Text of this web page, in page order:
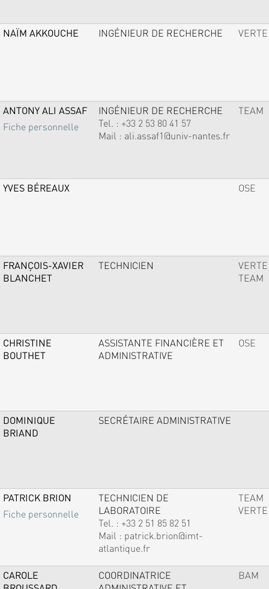
NAÏM AKKOUCHE INGÉNIEUR DE RECHERCHE VERTE
ANTONY ALI ASSAF
Fiche personnelle
INGÉNIEUR DE RECHERCHE
Tel. : +33 2 53 80 41 57
Mail : ali.assaf1@univ-nantes.fr
TEAM
YVES BÉREAUX OSE
FRANÇOIS-XAVIER
BLANCHET
TECHNICIEN
VERTE
TEAM
CHRISTINE
BOUTHET
ASSISTANTE FINANCIÈRE ET
ADMINISTRATIVE
OSE
DOMINIQUE
BRIAND
SECRÉTAIRE ADMINISTRATIVE
PATRICK BRION
Fiche personnelle
TECHNICIEN DE
LABORATOIRE
Tel. : +33 2 51 85 82 51
Mail : patrick.brion@imt-
atlantique.fr
TEAM
VERTE
CAROLE
COORDINATRICE
BAM